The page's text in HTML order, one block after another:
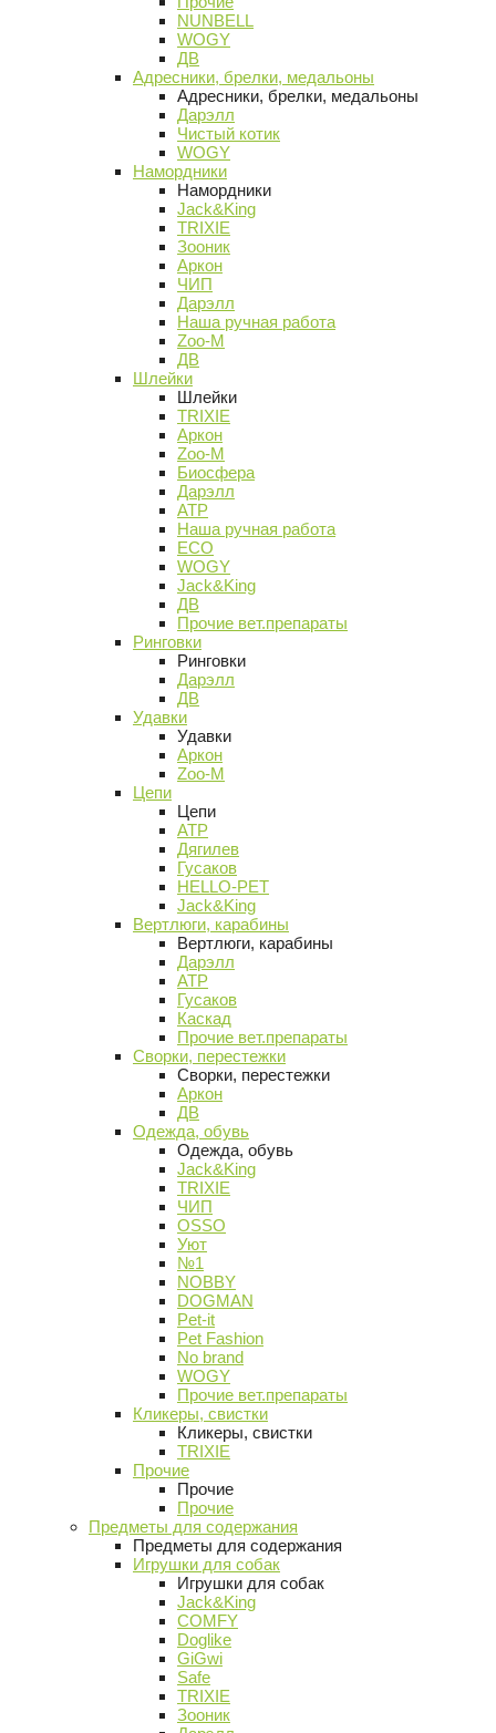
NUNBELL
WOGY
ДВ
Адресники, брелки, медальоны
Адресники, брелки, медальоны
Дарэлл
Чистый котик
WOGY
Намордники
Намордники
Jack&King
TRIXIE
Зооник
Аркон
ЧИП
Дарэлл
Наша ручная работа
Zoo-M
ДВ
Шлейки
Шлейки
TRIXIE
Аркон
Zoo-M
Биосфера
Дарэлл
АТР
Наша ручная работа
ECO
WOGY
Jack&King
ДВ
Прочие вет.препараты
Ринговки
Ринговки
Дарэлл
ДВ
Удавки
Удавки
Аркон
Zoo-M
Цепи
Цепи
АТР
Дягилев
Гусаков
HELLO-PET
Jack&King
Вертлюги, карабины
Вертлюги, карабины
Дарэлл
АТР
Гусаков
Каскад
Прочие вет.препараты
Сворки, перестежки
Сворки, перестежки
Аркон
ДВ
Одежда, обувь
Одежда, обувь
Jack&King
TRIXIE
ЧИП
OSSO
Уют
№1
NOBBY
DOGMAN
Pet-it
Pet Fashion
No brand
WOGY
Прочие вет.препараты
Кликеры, свистки
Кликеры, свистки
TRIXIE
Прочие
Прочие
Прочие
Предметы для содержания
Предметы для содержания
Игрушки для собак
Игрушки для собак
Jack&King
COMFY
Doglike
GiGwi
Safe
TRIXIE
Зооник